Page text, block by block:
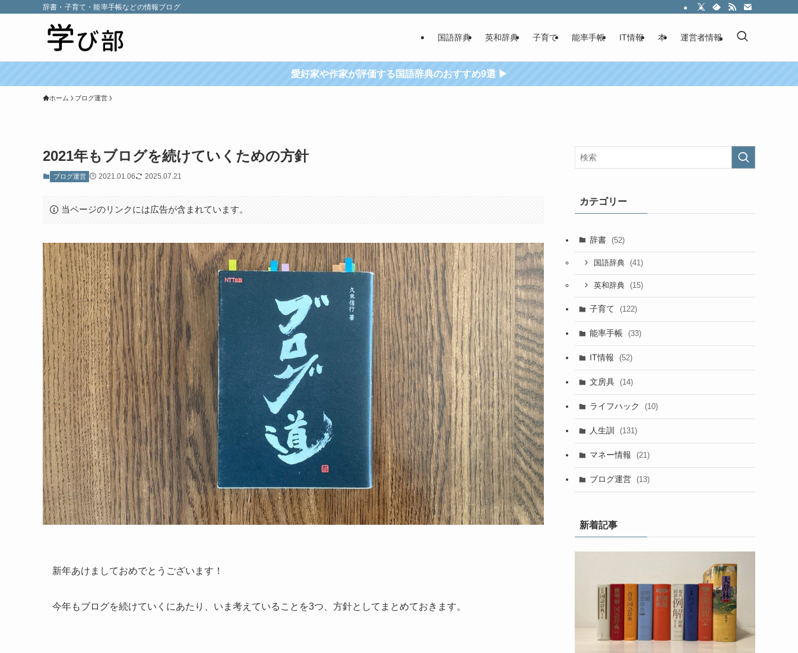
辞書・子育て・能率手帳などの情報ブログ
国語辞典 英和辞典 子育て 能率手帳 IT情報 本 運営者情報
愛好家や作家が評価する国語辞典のおすすめ9選 ▶
ホーム ブログ運営
2021年もブログを続けていくための方針
ブログ運営 2021.01.06 2025.07.21
当ページのリンクには広告が含まれています。
新年あけましておめでとうございます！
今年もブログを続けていくにあたり、いま考えていることを3つ、方針としてまとめておきます。
カテゴリー
辞書 (52)
国語辞典 (41)
英和辞典 (15)
子育て (122)
能率手帳 (33)
IT情報 (52)
文房具 (14)
ライフハック (10)
人生訓 (131)
マネー情報 (21)
ブログ運営 (13)
新着記事